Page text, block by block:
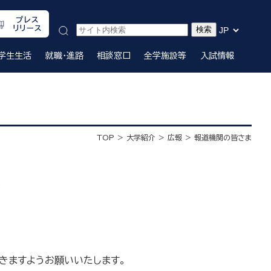
プレス
リリース
生生活 就職・進路 相談窓口 全学施設等 入試情報
TOP 大学紹介 広報 報道機関の皆さま
ますようお願いいたします。